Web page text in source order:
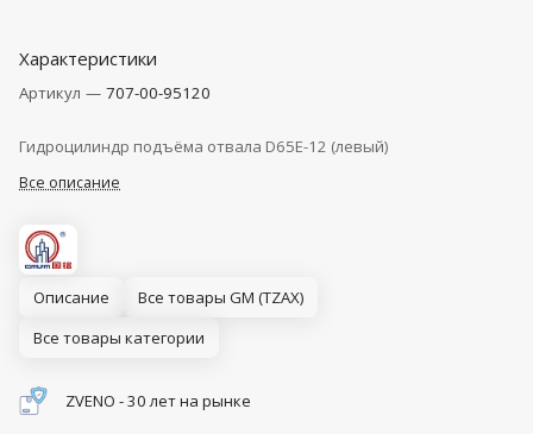
Характеристики
Артикул — 707-00-95120
Гидроцилиндр подъёма отвала D65E-12 (левый)
Все описание
Описание
Все товары GM (TZAX)
Все товары категории
ZVENO - 30 лет на рынке